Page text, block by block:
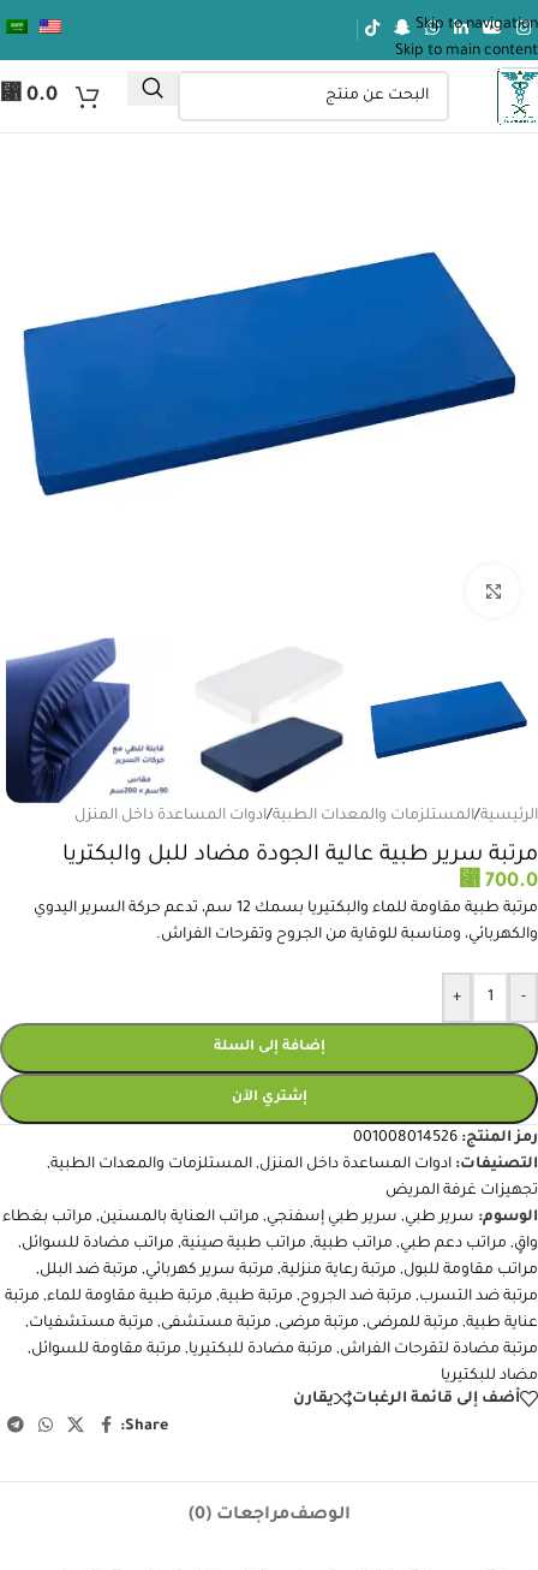
Skip to navigation
Skip to main content
⃁ 0.0
الرئيسية/المستلزمات والمعدات الطبية/ادوات المساعدة داخل المنزل
مرتبة سرير طبية عالية الجودة مضاد للبل والبكتريا
⃁ 700.0
مرتبة طبية مقاومة للماء والبكتيريا بسمك 12 سم، تدعم حركة السرير اليدوي
والكهربائي، ومناسبة للوقاية من الجروح وتقرحات الفراش.
-
+
إضافة إلى السلة
إشتري الآن
رمز المنتج: 001008014526
التصنيفات: ادوات المساعدة داخل المنزل, المستلزمات والمعدات الطبية,
تجهيزات غرفة المريض
الوسوم: سرير طبي, سرير طبي إسفنجي, مراتب العناية بالمسنين, مراتب بغطاء
واقٍ, مراتب دعم طبي, مراتب طبية, مراتب طبية صينية, مراتب مضادة للسوائل,
مراتب مقاومة للبول, مرتبة رعاية منزلية, مرتبة سرير كهربائي, مرتبة ضد البلل,
مرتبة ضد التسرب, مرتبة ضد الجروح, مرتبة طبية, مرتبة طبية مقاومة للماء, مرتبة
عناية طبية, مرتبة للمرضى, مرتبة مرضى, مرتبة مستشفى, مرتبة مستشفيات,
مرتبة مضادة لتقرحات الفراش, مرتبة مضادة للبكتيريا, مرتبة مقاومة للسوائل,
مضاد للبكتيريا
أضف إلى قائمة الرغبات
يقارن
Share:
الوصفمراجعات (0)